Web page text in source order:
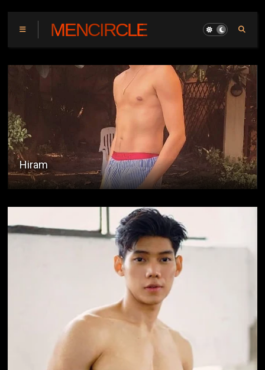
MENCIRCLE
Construction Daddy